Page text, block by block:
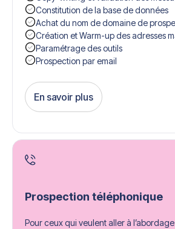
Constitution de la base de données
Achat du nom de domaine de
Création et Warm-up des adresses
Paramétrage des outils
Prospection par email
En savoir plus
Get Started
Prospection téléphonique
Pour ceux qui veulent aller à